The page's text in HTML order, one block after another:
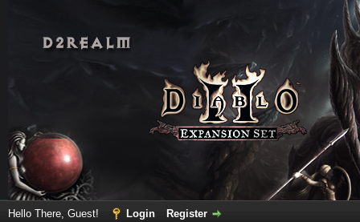
Hello There, Guest! Login Register